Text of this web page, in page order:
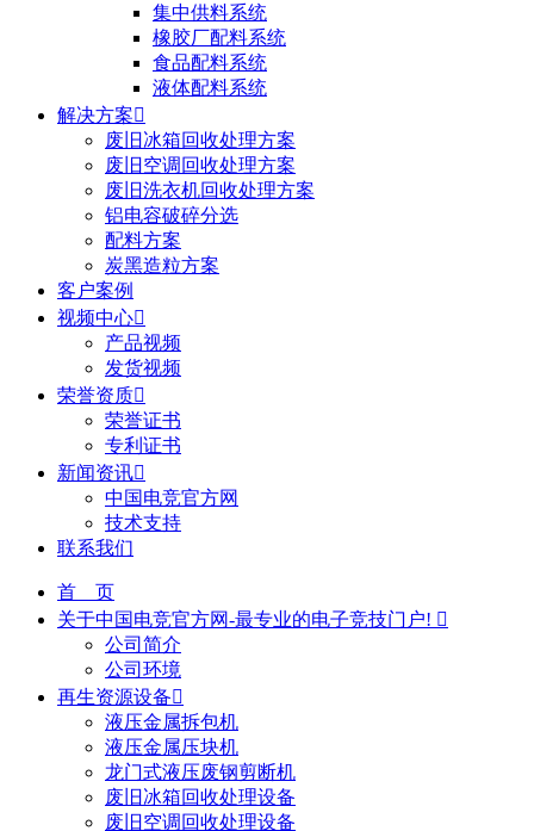
集中供料系统
橡胶厂配料系统
食品配料系统
液体配料系统
解决方案
废旧冰箱回收处理方案
废旧空调回收处理方案
废旧洗衣机回收处理方案
铝电容破碎分选
配料方案
炭黑造粒方案
客户案例
视频中心
产品视频
发货视频
荣誉资质
荣誉证书
专利证书
新闻资讯
中国电竞官方网
技术支持
联系我们
首 页
关于中国电竞官方网-最专业的电子竞技门户! 
公司简介
公司环境
再生资源设备
液压金属拆包机
液压金属压块机
龙门式液压废钢剪断机
废旧冰箱回收处理设备
废旧空调回收处理设备